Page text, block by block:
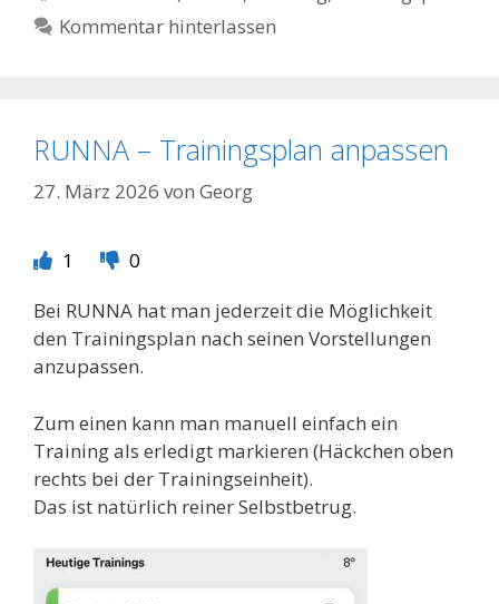
Kommentar hinterlassen
RUNNA – Trainingsplan anpassen
27. März 2026 von Georg
1
0
Bei RUNNA hat man jederzeit die Möglichkeit
den Trainingsplan nach seinen Vorstellungen
anzupassen.
Zum einen kann man manuell einfach ein
Training als erledigt markieren (Häckchen oben
rechts bei der Trainingseinheit).
Das ist natürlich reiner Selbstbetrug.